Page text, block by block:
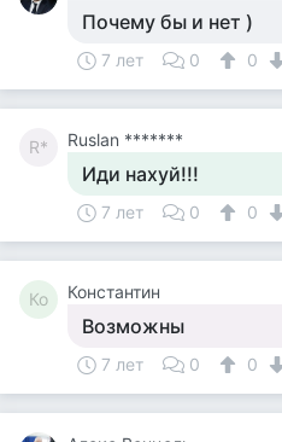
Почему бы и нет )
7 лет 0 0
R* Ruslan *******
Иди нахуй!!!
7 лет 0 0
Ко Константин
Возможны
7 лет 0 0